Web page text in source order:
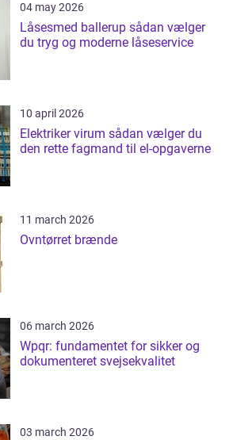
04 may 2026
Låsesmed ballerup sådan vælger
du tryg og moderne låseservice
10 april 2026
Elektriker virum sådan vælger du
den rette fagmand til el-opgaverne
11 march 2026
Ovntørret brænde
06 march 2026
Wpqr: fundamentet for sikker og
dokumenteret svejsekvalitet
03 march 2026